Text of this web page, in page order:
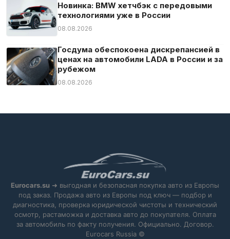
Новинка: BMW хетчбэк с передовыми
технологиями уже в России
08.08.2026
Госдума обеспокоена дискрепансией в
ценах на автомобили LADA в России и за
рубежом
08.08.2026
Eurocars.su ➜ выгодная и безопасная покупка авто из Европы
под заказ. Продажа авто из Европы под ключ — подбор и
диагностика, проверка юридической чистоты и технический
осмотр, растаможка и доставка авто до покупателя. Оплата
за автомобиль по факту получения. Официально. Договор.
Eurocars Russia ©